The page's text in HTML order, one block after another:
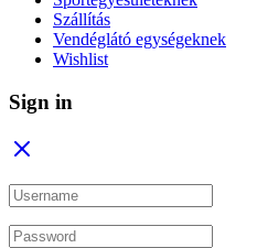
Szállítás
Vendéglátó egységeknek
Wishlist
Sign in